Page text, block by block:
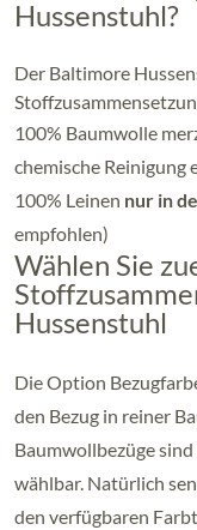
Hussenstuhl?
Der Baltimore
100% Baumwolle
chemische Reinigung
100% Leinen nur in
empfohlen)
Wählen Sie
Hussenstuhl
Die Option
den Bezug in reiner
Baumwollbezüge
wählbar. Natürlich
den verfügbaren